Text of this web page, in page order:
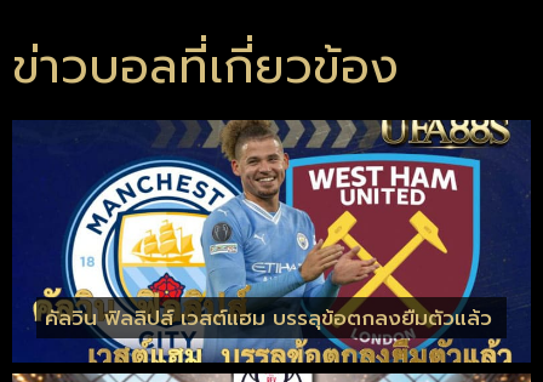
ข่าวบอลที่เกี่ยวข้อง
คัลวิน ฟิลลิปส์ เวสต์แฮม บรรลุข้อตกลงยืมตัวแล้ว